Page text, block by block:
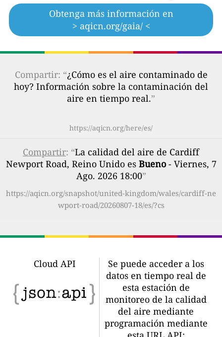
Obtenga más información en
> aqicn.org/gaia/ <
Compartir: “¿Cómo es el aire contaminado de
hoy? Información sobre la contaminación del
aire en tiempo real.”
https://aqicn.org/here/es/
Compartir: “La calidad del aire de Cardiff
Newport Road, Reino Unido es Bueno- Viernes, 7
Ago. 2026 18:00”
https://aqicn.org/snapshot/united-kingdom/wales/cardiff-ne
wport-road/20260807-18/es/?cs
Cloud API
Se puede acceder a los
datos en tiempo real de
esta estación de
monitoreo de la calidad
del aire mediante
programación mediante